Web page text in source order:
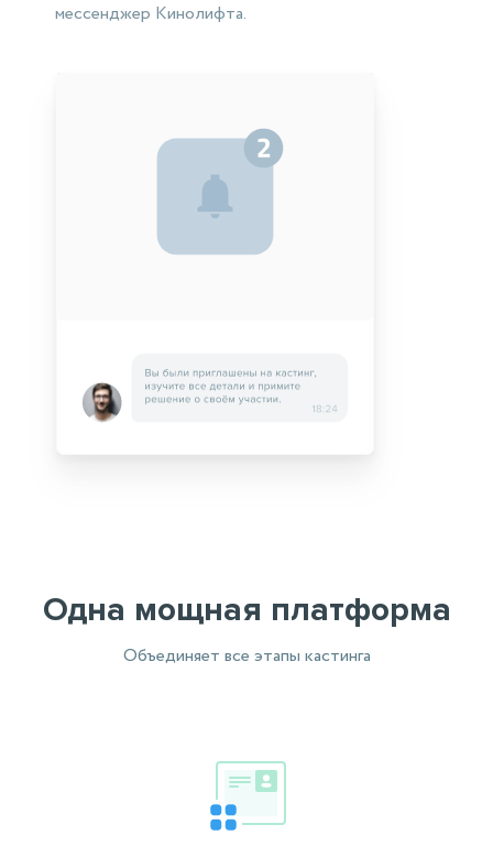
мессенджер Кинолифта.
Одна мощная платформа
Объединяет все этапы кастинга